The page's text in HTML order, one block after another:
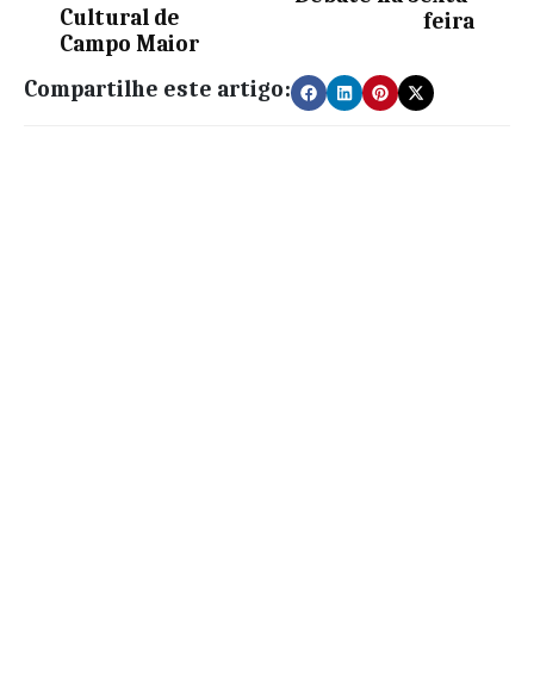
Cultural de
Campo Maior
feira
Compartilhe este artigo: